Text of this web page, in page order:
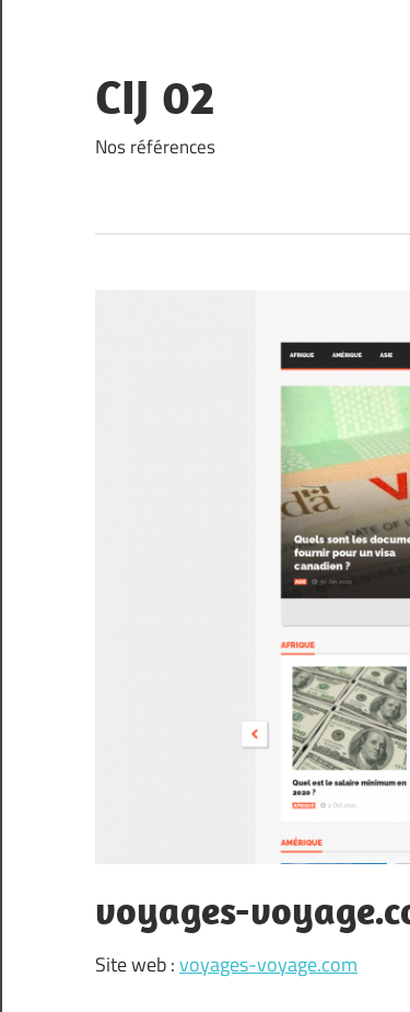
content
CIJ 02
Nos références
voyages-
Site web :voyages-voyage.com